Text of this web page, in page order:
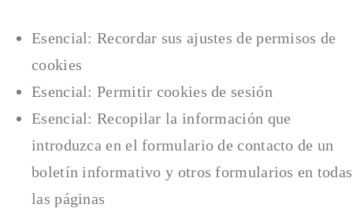
Esencial: Recordar sus ajustes de permisos de
cookies
Esencial: Permitir cookies de sesión
Esencial: Recopilar la información que
introduzca en el formulario de contacto de un
boletín informativo y otros formularios en todas
las páginas